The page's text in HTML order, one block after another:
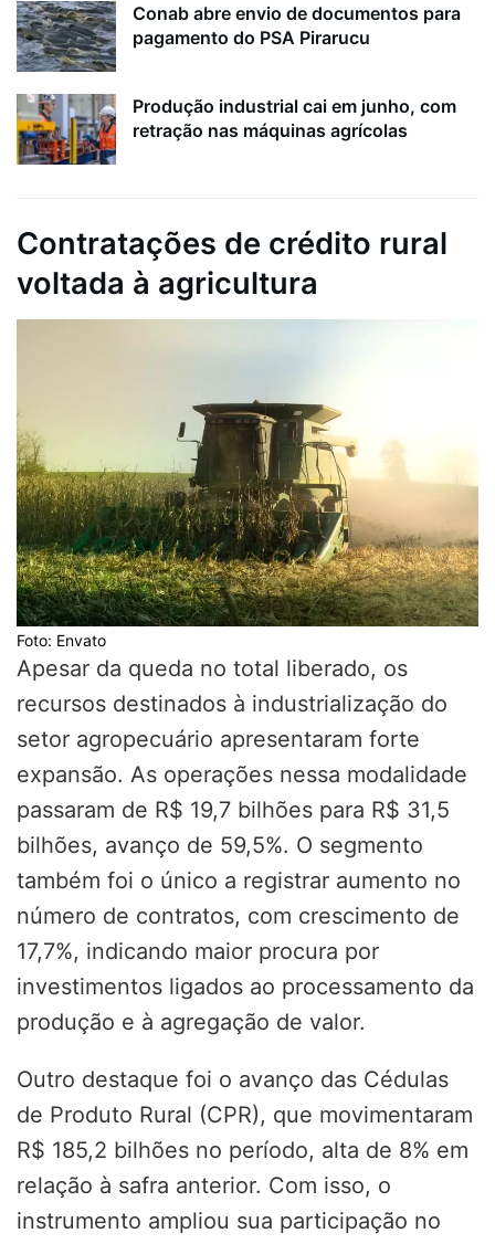
Conab abre envio de documentos para
pagamento do PSA Pirarucu
Produção industrial cai em junho, com
retração nas máquinas agrícolas
Contratações de crédito rural
voltada à agricultura
Foto: Envato
Apesar da queda no total liberado, os
recursos destinados à industrialização do
setor agropecuário apresentaram forte
expansão. As operações nessa modalidade
passaram de R$ 19,7 bilhões para R$ 31,5
bilhões, avanço de 59,5%. O segmento
também foi o único a registrar aumento no
número de contratos, com crescimento de
17,7%, indicando maior procura por
investimentos ligados ao processamento da
produção e à agregação de valor.
Outro destaque foi o avanço das Cédulas
de Produto Rural (CPR), que movimentaram
R$ 185,2 bilhões no período, alta de 8% em
relação à safra anterior. Com isso, o
instrumento ampliou sua participação no